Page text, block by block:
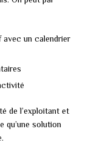
un calendrier
de l’exploitant et
qu’une solution